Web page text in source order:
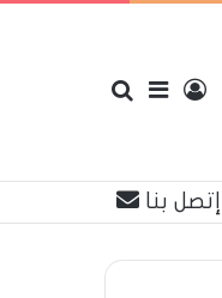
إضافة
عمود
تسجيل
الدخول
إتصل بنا